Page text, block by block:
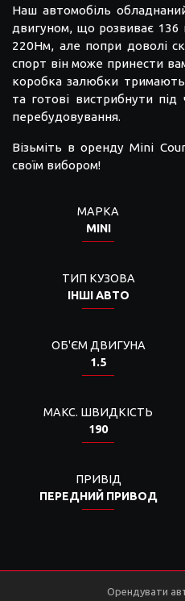
Наш автомобіль
двигуном, що розвиває 136
220Нм, але попри доволі
спорт він може принести
коробка залюбки
та готові вистрибнути під
перебудовування.
Візьміть в оренду Mini
своїм вибором!
МАРКА
MINI
ТИП КУЗОВА
ІНШІ АВТО
ОБ'ЄМ ДВИГУНА
1.5
МАКС. ШВИДКІСТЬ
190
ПРИВІД
ПЕРЕДНИЙ ПРИВОД
Орендувати